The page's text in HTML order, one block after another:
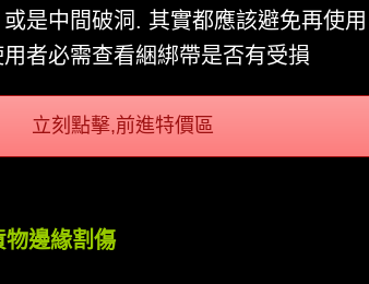
是中間破洞. 其實都應該避免再使用
者必需查看綑綁帶是否有受損
立刻點擊,前進特價區
物邊緣割傷